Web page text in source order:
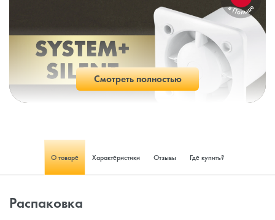
Смотреть полностью
О товаре Характеристики Отзывы Где купить?
Распаковка